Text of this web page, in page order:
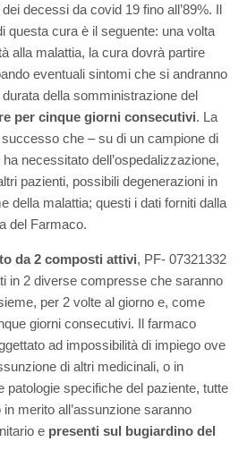
decessi da covid 19 fino all’89%. Il
questa cura è il seguente: una volta
alla malattia, la cura dovrà partire
eventuali sintomi che si andranno
della somministrazione del
per cinque giorni consecutivi. La
che – su di un campione di
necessitato dell’ospedalizzazione,
pazienti, possibili degenerazioni in
della malattia; questi i dati forniti dalla
del Farmaco.
da 2 composti attivi, PF- 07321332
in 2 diverse compresse che saranno
per 2 volte al giorno e, come
giorni consecutivi. Il farmaco
ad impossibilità di impiego ove
di altri medicinali, o in
patologie specifiche del paziente, tutte
merito all’assunzione saranno
e presenti sul bugiardino del